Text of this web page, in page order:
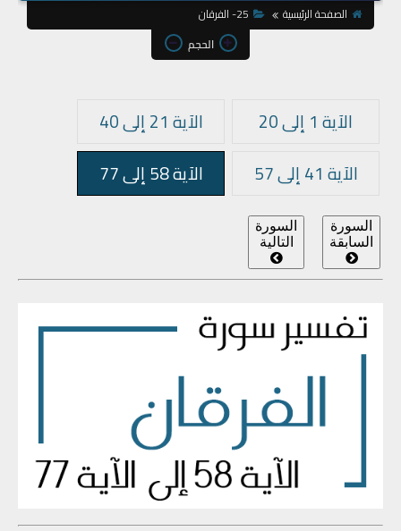
الصفحة الرئيسية
25- الفرقان
الحجم
الآية 1 إلى 20
الآية 21 إلى 40
الآية 41 إلى 57
الآية 58 إلى 77
السورة
السابقة
السورة
التالية